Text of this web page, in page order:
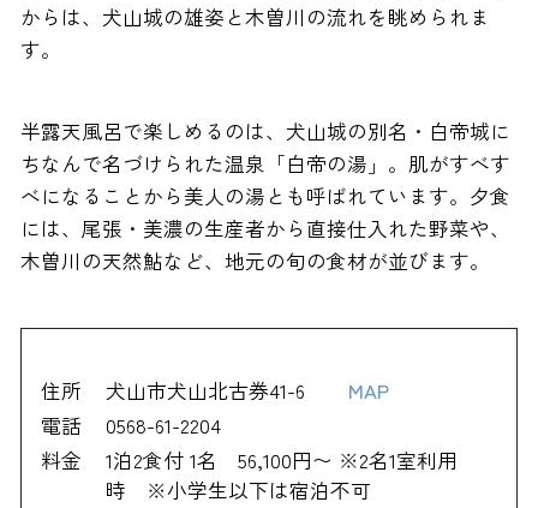
からは、犬山城の雄姿と木曽川の流れを眺められま
す。
半露天風呂で楽しめるのは、犬山城の別名・白帝城に
ちなんで名づけられた温泉「白帝の湯」。肌がすべす
べになることから美人の湯とも呼ばれています。夕食
には、尾張・美濃の生産者から直接仕入れた野菜や、
木曽川の天然鮎など、地元の旬の食材が並びます。
住所 犬山市犬山北古券41-6
MAP
電話
0568-61-2204
料金
1泊2食付 1名 56,100円〜 ※2名1室利用
時 ※小学生以下は宿泊不可